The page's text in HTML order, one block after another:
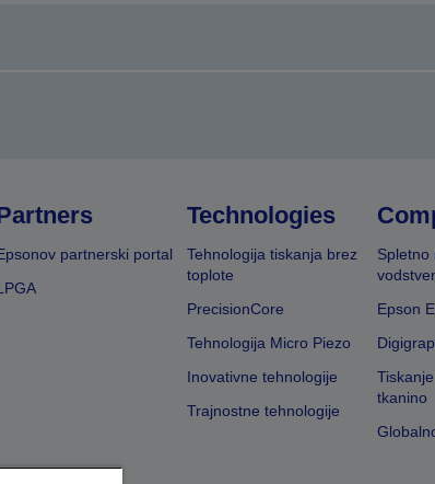
partnerski portal
Technologies
Tehnologija tiskanja brez
toplote
PrecisionCore
Tehnologija Micro Piezo
Inovativne tehnologije
Trajnostne tehnologije
Spletno
Epson
tkanino